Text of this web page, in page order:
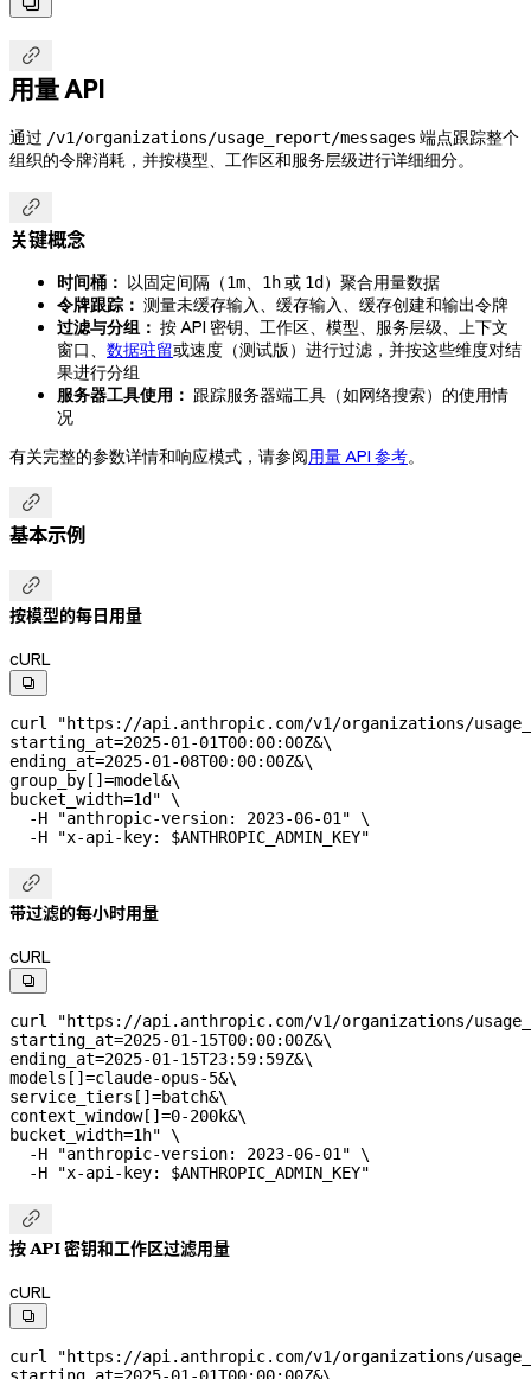

用量 API
通过 /v1/organizations/usage_report/messages 端点跟踪整个
组织的令牌消耗，并按模型、工作区和服务层级进行详细细分。

关键概念
时间桶： 以固定间隔（1m、 1h或 1d ）聚合用量数据
令牌跟踪： 测量未缓存输入、缓存输入、缓存创建和输出令牌
过滤与分组： 按 API 密钥、工作区、模型、服务层级、上下文
窗口、 数据驻留或速度（测试版）进行过滤，并按这些维度对结
果进行分组
服务器工具使用： 跟踪服务器端工具（如网络搜索）的使用情
况
有关完整的参数详情和响应模式，请参阅用量 API 参考。

基本示例

按模型的每日用量
cURL

curl
"https://api.anthropic.com/v1/organizations/
starting_at=2025-01-01T00:00:00Z&\
ending_at=2025-01-08T00:00:00Z&\
group_by[]=model&\
bucket_width=1d" \
  -H
"anthropic-version: 2023-06-01" \
  -H
"x-api-key: $ANTHROPIC_ADMIN_KEY"

带过滤的每小时用量
cURL

curl
"https://api.anthropic.com/v1/organizations/
starting_at=2025-01-15T00:00:00Z&\
ending_at=2025-01-15T23:59:59Z&\
models[]=claude-opus-5&\
service_tiers[]=batch&\
context_window[]=0-200k&\
bucket_width=1h" \
  -H
"anthropic-version: 2023-06-01" \
  -H
"x-api-key: $ANTHROPIC_ADMIN_KEY"

按 API 密钥和工作区过滤用量
cURL

curl
"https://api.anthropic.com/v1/organizations/